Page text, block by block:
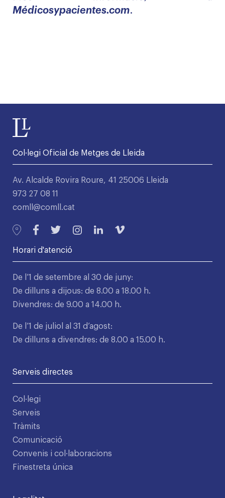
Médicosypacientes.com.
Col·legi Oficial de Metges de Lleida
Av. Alcalde Rovira Roure, 41 25006 Lleida
973 27 08 11
comll@comll.cat
Horari d'atenció
De l’1 de setembre al 30 de juny:
De dilluns a dijous: de 8.00 a 18.00 h.
Divendres: de 9.00 a 14.00 h.
De l’1 de juliol al 31 d’agost:
De dilluns a divendres: de 8.00 a 15.00 h.
Serveis directes
Col·legi
Serveis
Tràmits
Comunicació
Convenis i col·laboracions
Finestreta única